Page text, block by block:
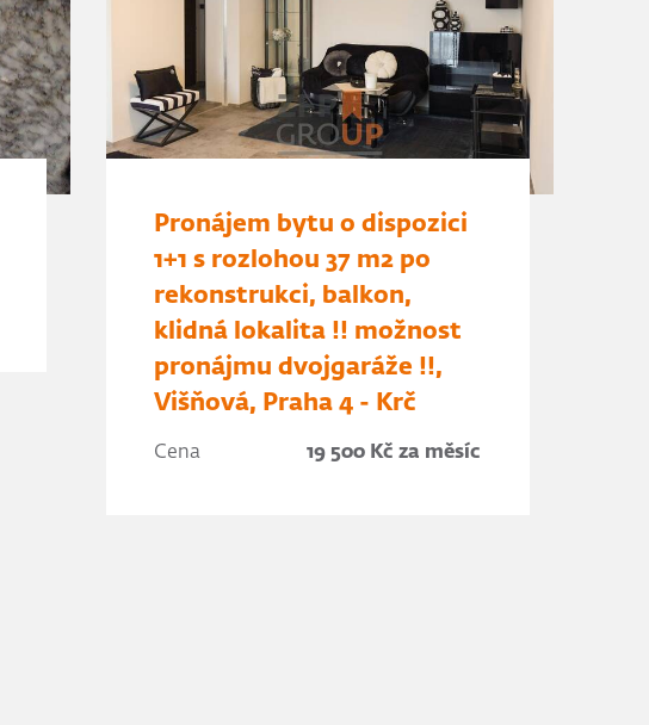
Pronájem bytu o dispozici
1+1 s rozlohou 37 m2 po
rekonstrukci, balkon,
klidná lokalita !! možnost
pronájmu dvojgaráže !!,
Višňová, Praha 4 - Krč
Cena 19 500 Kč za měsíc